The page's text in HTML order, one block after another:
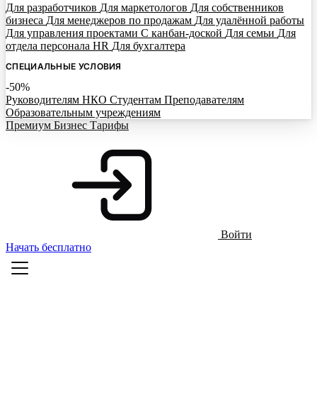
Для разработчиков Для маркетологов Для собственников
бизнеса Для менеджеров по продажам Для удалённой работы
Для управления проектами С канбан-доской Для семьи Для
отдела персонала HR Для бухгалтера
СПЕЦИАЛЬНЫЕ УСЛОВИЯ
-50%
Руководителям НКО Студентам Преподавателям
Образовательным учреждениям
Премиум Бизнес Тарифы
Войти
Начать бесплатно